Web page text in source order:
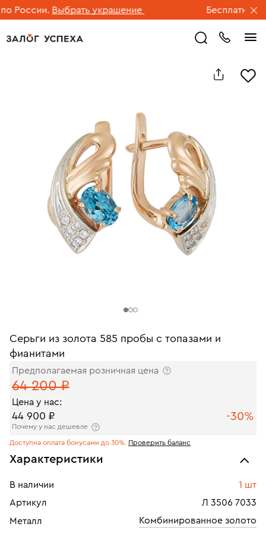
Выбрать украшение Бесплатная
Серьги из золота 585 пробы с топазами и
фианитами
Предполагаемая розничная цена
64 200 ₽
Цена у нас:
44 900 ₽ -30%
Почему у нас дешевле
Доступна оплата бонусами до 30%. Проверить баланс
Характеристики
В наличии
1 шт
Артикул
Л 3506 7033
Металл
Комбинированное золото